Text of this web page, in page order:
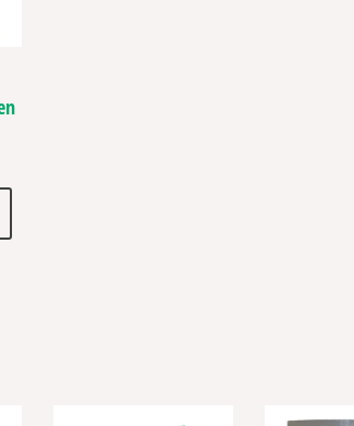
options peuvent être choisies sur la page du produit
de prix : 9,90€ à 75,00€
Ce produit a plusieurs variations. Les options